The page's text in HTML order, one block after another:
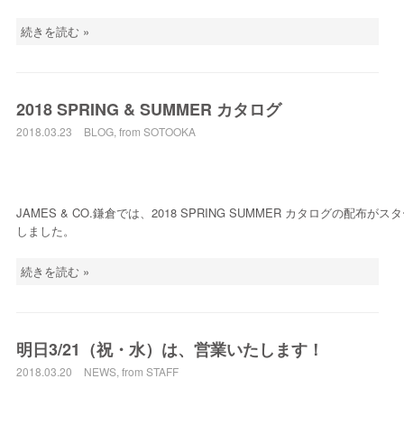
続きを読む »
2018 SPRING & SUMMER カタログ
2018.03.23 BLOG, from SOTOOKA
JAMES & CO.鎌倉では、2018 SPRING SUMMER カタログの配布がス
しました。
続きを読む »
明日3/21（祝・水）は、営業いたします！
2018.03.20 NEWS, from STAFF